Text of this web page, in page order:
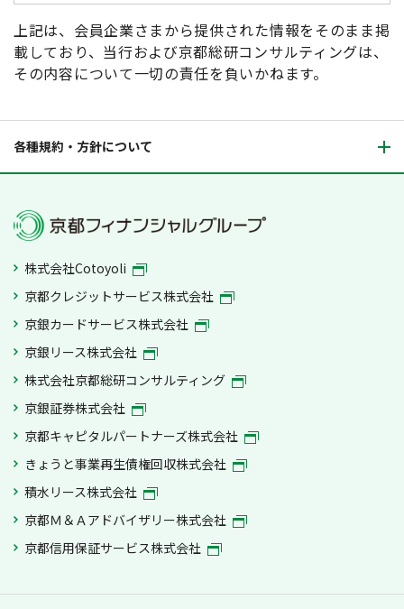
上記は、会員企業さまから提供された情報をそのまま掲
載しており、当行および京都総研コンサルティングは、
その内容について一切の責任を負いかねます。
各種規約・方針について
株式会社Cotoyoli
京都クレジットサービス株式会社
京銀カードサービス株式会社
京銀リース株式会社
株式会社京都総研コンサルティング
京銀証券株式会社
京都キャピタルパートナーズ株式会社
きょうと事業再生債権回収株式会社
積水リース株式会社
京都Ｍ＆Ａアドバイザリー株式会社
京都信用保証サービス株式会社